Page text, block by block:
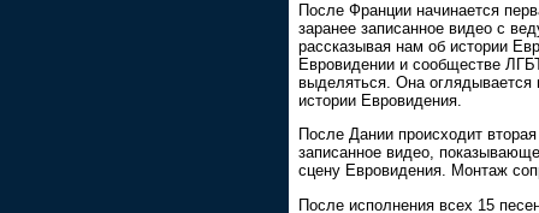
После Франции начинается
заранее записанное видео с
рассказывая нам об истории
Евровидении и сообществе
выделяться. Она оглядывается
истории Евровидения.
После Дании происходит
записанное видео,
сцену Евровидения. Монтаж
После исполнения всех 15